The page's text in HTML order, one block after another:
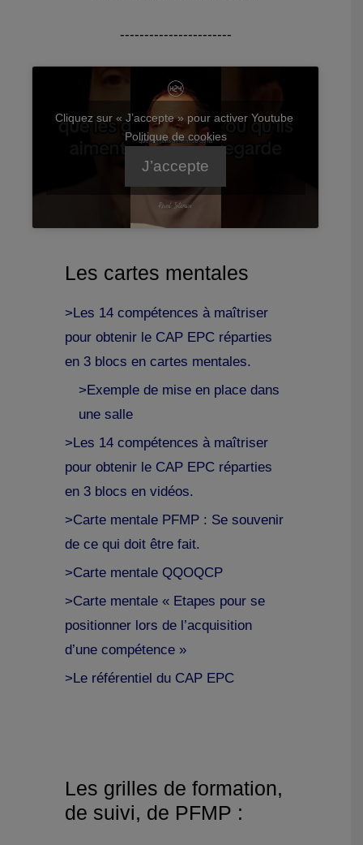
-----------------------
Cliquez sur « J’accepte » pour activer Youtube
Politique de cookies
J’accepte
Les cartes mentales
>Les 14 compétences à maîtriser
pour obtenir le CAP EPC réparties
en 3 blocs en cartes mentales.
>Exemple de mise en place dans
une salle
>Les 14 compétences à maîtriser
pour obtenir le CAP EPC réparties
en 3 blocs en vidéos.
>Carte mentale PFMP : Se souvenir
de ce qui doit être fait.
>Carte mentale QQOQCP
>Carte mentale « Etapes pour se
positionner lors de l’acquisition
d’une compétence »
>Le référentiel du CAP EPC
Les grilles de formation,
de suivi, de PFMP :